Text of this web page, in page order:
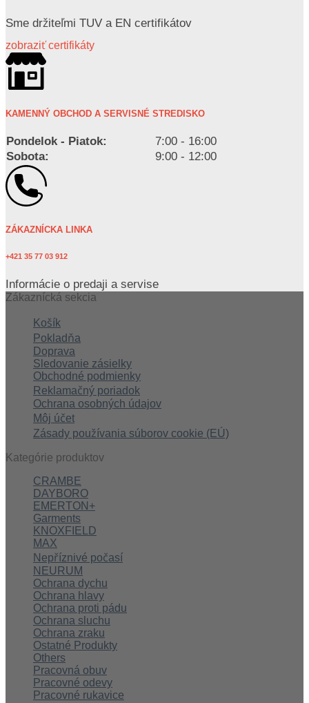
Sme držiteľmi TUV a EN certifikátov
zobraziť certifikáty
KAMENNÝ OBCHOD A SERVISNÉ STREDISKO
Pondelok - Piatok:
7:00 - 16:00
Sobota:
9:00 - 12:00
ZÁKAZNÍCKA LINKA
+421 35 77 03 912
Informácie o predaji a servise
Zákaznícká sekcia
Košík
Pokladňa
Doprava
Sledovanie zásielky
Obchodné podmienky
Reklamačný poriadok
Ochrana osobných údajov
Môj účet
Zásady používania súborov cookie (EÚ)
Kategórie produktov
CRAMBE
DAYBORO
EMERTON+
Garments
KNOXFIELD
MAX
Nepříznivé počasí
NEURUM
Ochrana dychu
Ochrana hlavy
Ochrana proti pádu
Ochrana sluchu
Ochrana zraku
Ostatné Produkty
Others
Pracovná obuv
Pracovné odevy
Pracovné rukavice